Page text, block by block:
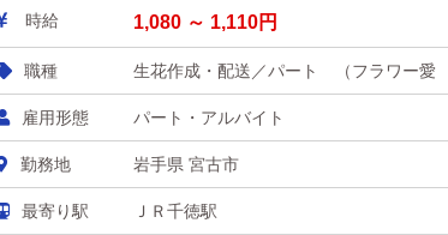
時給 1,080 ～ 1,110円
職種 生花作成・配送／パート （フラワー愛
雇用形態 パート・アルバイト
勤務地 岩手県 宮古市
最寄り駅 ＪＲ千徳駅